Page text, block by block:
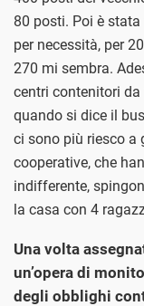
80 posti. Poi è
per necessità, per
270 mi sembra.
centri contenitori da
quando si dice il
ci sono più riesco a
cooperative, che
indifferente,
la casa con 4
Una volta
un’opera di
degli obblighi